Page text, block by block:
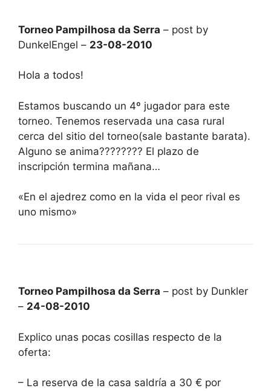
Torneo Pampilhosa da Serra – post by
DunkelEngel – 23-08-2010
Hola a todos!
Estamos buscando un 4º jugador para este
torneo. Tenemos reservada una casa rural
cerca del sitio del torneo(sale bastante barata).
Alguno se anima???????? El plazo de
inscripción termina mañana…
«En el ajedrez como en la vida el peor rival es
uno mismo»
Torneo Pampilhosa da Serra – post by Dunkler
– 24-08-2010
Explico unas pocas cosillas respecto de la
oferta:
– La reserva de la casa saldría a 30 € por